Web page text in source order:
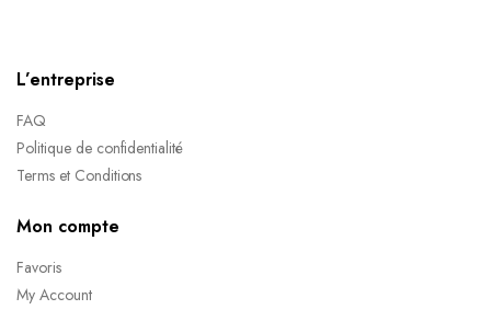
L’entreprise
FAQ
Politique de confidentialité
Terms et Conditions
Mon compte
Favoris
My Account